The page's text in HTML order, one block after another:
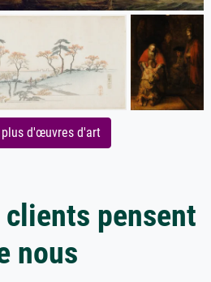
d'œuvres d'art
clients pensent
nous